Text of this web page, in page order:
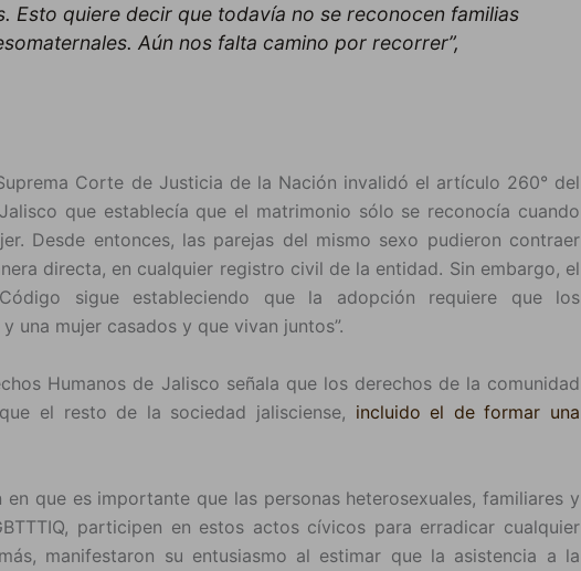
Esto quiere decir que todavía no se reconocen familias
Aún nos falta camino por recorrer”,
Corte de Justicia de la Nación invalidó el artículo 260° del
que establecía que el matrimonio sólo se reconocía cuando
Desde entonces, las parejas del mismo sexo pudieron contraer
directa, en cualquier registro civil de la entidad. Sin embargo, el
sigue estableciendo que la adopción requiere que los
una mujer casados y que vivan juntos”.
Humanos de Jalisco señala que los derechos de la comunidad
el resto de la sociedad jalisciense, incluido el de formar una
que es importante que las personas heterosexuales, familiares y
participen en estos actos cívicos para erradicar cualquier
manifestaron su entusiasmo al estimar que la asistencia a la